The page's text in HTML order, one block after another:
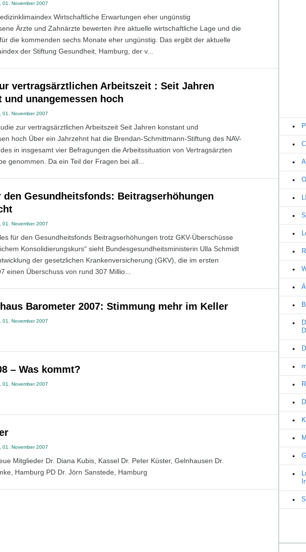
01. November 2007
Wirtschaftliche Erwartungen eher ungünstig
Ärzte und Zahnärzte bewerten ihre aktuelle wirtschaftliche Lage und die
die kommenden sechs Monate eher ungünstig. Das ergibt der aktuelle
der Stiftung Gesundheit, Hamburg, der v...
vertragsärztlichen Arbeitszeit : Seit Jahren
und unangemessen hoch
01. November 2007
zur vertragsärztlichen Arbeitszeit Seit Jahren konstant und
hoch Über ein Jahrzehnt hat die Brendan-Schmittmann-Stiftung des NAV-
in insgesamt vier Befragungen die Arbeitssituation von Vertragsärzten
genommen. Da ein Teil der Fragen bei all...
den Gesundheitsfonds: Beitragserhöhungen
01. November 2007
für den Gesundheitsfonds Beitragserhöhungen trotz GKV-Überschüsse
Konsolidierungskurs“ sieht Bundesgesundheitsministerin Ulla Schmidt
der gesetzlichen Krankenversicherung (GKV), die im ersten
einen Überschuss von rund 307 Millio...
Barometer 2007: Stimmung mehr im Keller
01. November 2007
– Was kommt?
01. November 2007
01. November 2007
Mitglieder Dr. Diana Kubis, Kassel Dr. Peter Küster, Gelnhausen Dr.
Hamburg PD Dr. Jörn Sanstede, Hamburg